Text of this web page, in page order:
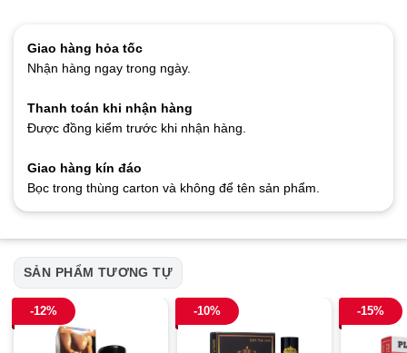
Giao hàng hỏa tốc
Nhận hàng ngay trong ngày.
Thanh toán khi nhận hàng
Được đồng kiểm trước khi nhận hàng.
Giao hàng kín đáo
Bọc trong thùng carton và không để tên sản phẩm.
SẢN PHẨM TƯƠNG TỰ
-12% -10% -15%